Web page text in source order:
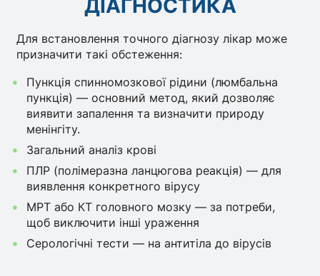
ДІАГНОСТИКА
Для встановлення точного діагнозу лікар може
призначити такі обстеження:
Пункція спинномозкової рідини (люмбальна
пункція) — основний метод, який дозволяє
виявити запалення та визначити природу
менінгіту.
Загальний аналіз крові
ПЛР (полімеразна ланцюгова реакція) — для
виявлення конкретного вірусу
МРТ або КТ головного мозку — за потреби,
щоб виключити інші ураження
Серологічні тести — на антитіла до вірусів